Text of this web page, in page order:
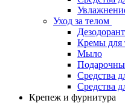
Уход за телом
Кремы для
Мыло
Средства
Средства
Крепеж и фурнитура